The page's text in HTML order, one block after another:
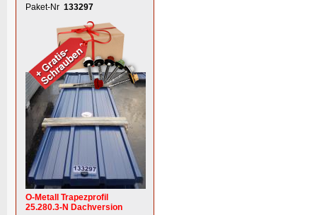
Paket-Nr 133297
O-Metall Trapezprofil
25.280.3-N Dachversion